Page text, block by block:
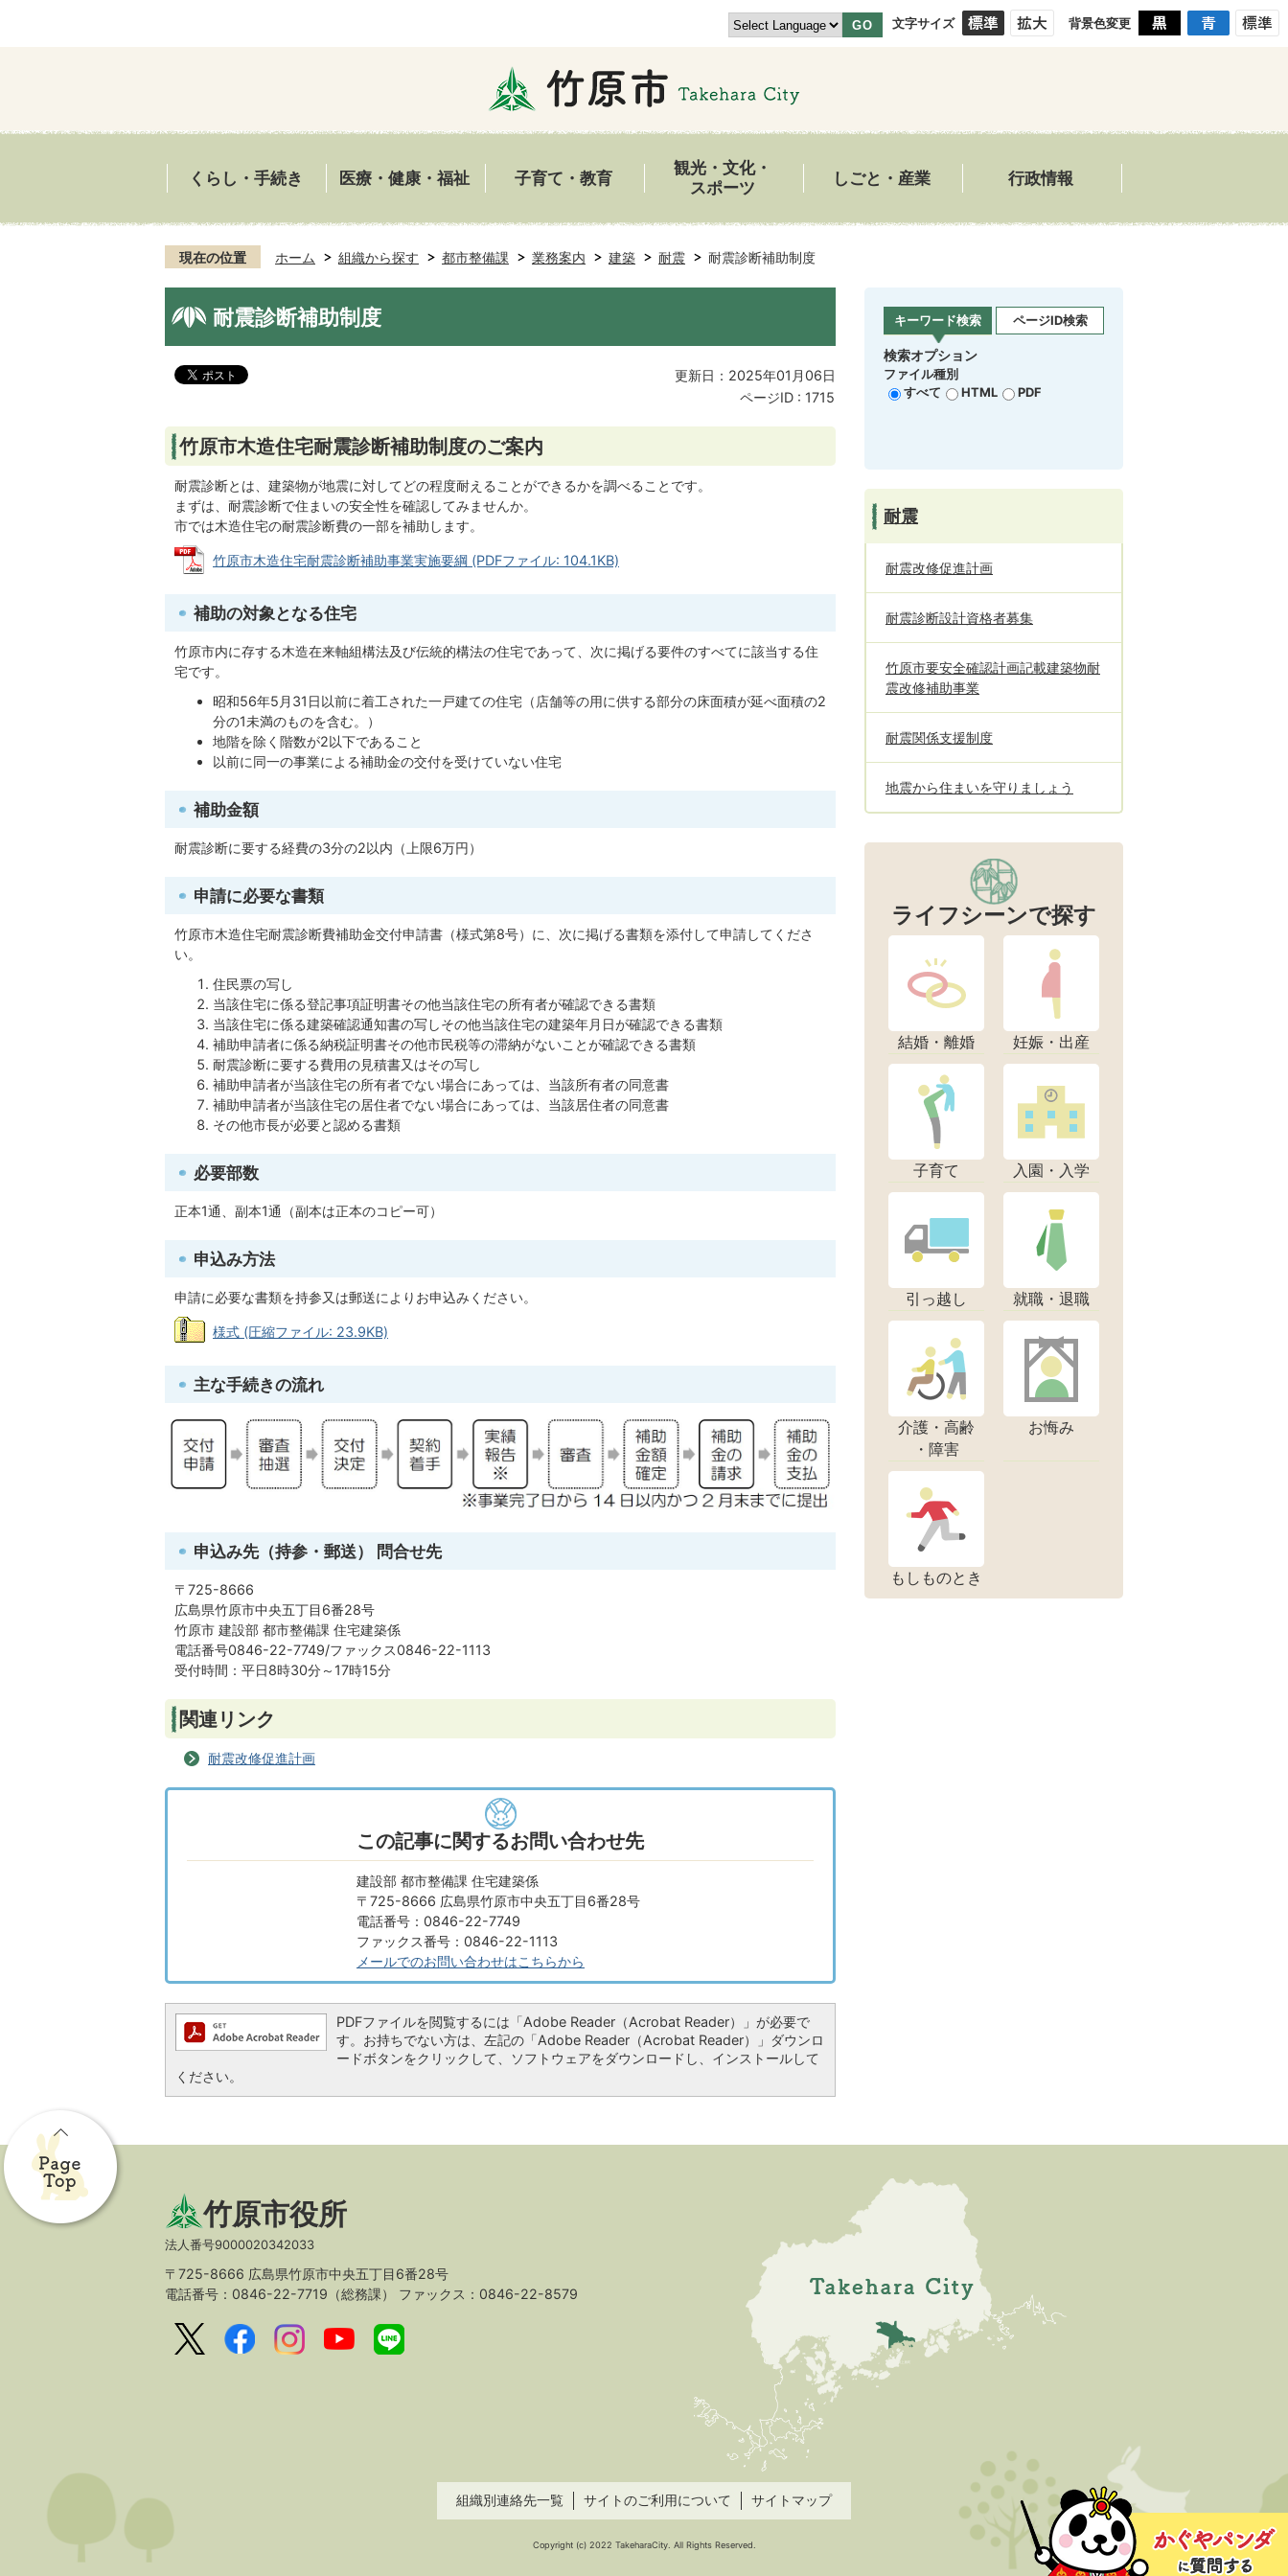
GO 文字サイズ 背景色変更
くらし・手続き 医療・健康・福祉 子育て・教育
観光・文化・
スポーツ
しごと・産業 行政情報
現在の位置 ホーム 組織から探す 都市整備課 業務案内 建築 耐震 耐震診断補助制度
耐震診断補助制度
更新日：2025年01月06日
ページID : 1715
竹原市木造住宅耐震診断補助制度のご案内
耐震診断とは、建築物が地震に対してどの程度耐えることができるかを調べることです。
まずは、耐震診断で住まいの安全性を確認してみませんか。
市では木造住宅の耐震診断費の一部を補助します。
竹原市木造住宅耐震診断補助事業実施要綱 (PDFファイル: 104.1KB)
補助の対象となる住宅
竹原市内に存する木造在来軸組構法及び伝統的構法の住宅であって、次に掲げる要件のすべてに該当する住
宅です。
昭和56年5月31日以前に着工された一戸建ての住宅（店舗等の用に供する部分の床面積が延べ面積の2
分の1未満のものを含む。）
地階を除く階数が2以下であること
以前に同一の事業による補助金の交付を受けていない住宅
補助金額
耐震診断に要する経費の3分の2以内（上限6万円）
申請に必要な書類
竹原市木造住宅耐震診断費補助金交付申請書（様式第8号）に、次に掲げる書類を添付して申請してくださ
い。
住民票の写し
当該住宅に係る登記事項証明書その他当該住宅の所有者が確認できる書類
当該住宅に係る建築確認通知書の写しその他当該住宅の建築年月日が確認できる書類
補助申請者に係る納税証明書その他市民税等の滞納がないことが確認できる書類
耐震診断に要する費用の見積書又はその写し
補助申請者が当該住宅の所有者でない場合にあっては、当該所有者の同意書
補助申請者が当該住宅の居住者でない場合にあっては、当該居住者の同意書
その他市長が必要と認める書類
必要部数
正本1通、副本1通（副本は正本のコピー可）
申込み方法
申請に必要な書類を持参又は郵送によりお申込みください。
様式 (圧縮ファイル: 23.9KB)
主な手続きの流れ
申込み先（持参・郵送） 問合せ先
〒725-8666
広島県竹原市中央五丁目6番28号
竹原市 建設部 都市整備課 住宅建築係
電話番号0846-22-7749/ファックス0846-22-1113
受付時間：平日8時30分～17時15分
関連リンク
耐震改修促進計画
この記事に関するお問い合わせ先
建設部 都市整備課 住宅建築係
〒725-8666 広島県竹原市中央五丁目6番28号
電話番号：0846-22-7749
ファックス番号：0846-22-1113
メールでのお問い合わせはこちらから
PDFファイルを閲覧するには「Adobe Reader（Acrobat Reader）」が必要で
す。お持ちでない方は、左記の「Adobe Reader（Acrobat Reader）」ダウンロ
ードボタンをクリックして、ソフトウェアをダウンロードし、インストールして
ください。
キーワード検索 ページID検索
検索オプション
ファイル種別
すべて
HTML PDF
耐震
耐震改修促進計画
耐震診断設計資格者募集
竹原市要安全確認計画記載建築物耐
震改修補助事業
耐震関係支援制度
地震から住まいを守りましょう
ライフシーンで探す
結婚・離婚 妊娠・出産
子育て 入園・入学
引っ越し 就職・退職
介護・高齢
・障害
お悔み
もしものとき
竹原市役所
法人番号9000020342033
〒725-8666 広島県竹原市中央五丁目6番28号
電話番号：0846-22-7719（総務課） ファックス：0846-22-8579
組織別連絡先一覧 サイトのご利用について サイトマップ
Copyright (c) 2022 TakeharaCity. All Rights Reserved.